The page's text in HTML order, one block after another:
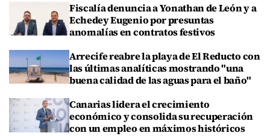
Fiscalía denuncia a Yonathan de León y a
Echedey Eugenio por presuntas
anomalías en contratos festivos
Arrecife reabre la playa de El Reducto con
las últimas analíticas mostrando "una
buena calidad de las aguas para el baño"
Canarias lidera el crecimiento
económico y consolida su recuperación
con un empleo en máximos históricos